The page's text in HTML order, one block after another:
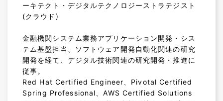
ーキテクト・デジタルテクノロジーストラテジスト
(クラウド)
金融機関システム業務アプリケーション開発・シス
テム基盤担当、ソフトウェア開発自動化関連の研究
開発を経て、デジタル技術関連の研究開発・推進に
従事。
Red Hat Certified Engineer、Pivotal Certified
Spring Professional、AWS Certified Solutions